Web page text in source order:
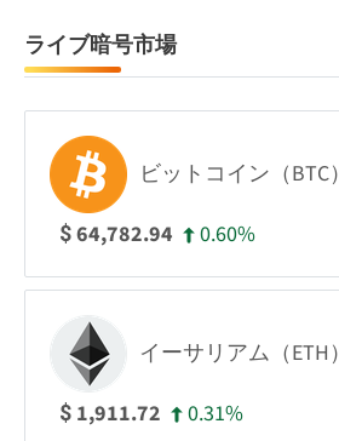
ライブ暗号市場
ビットコイン（BTC）
$64,782.94 0.60%
イーサリアム（ETH）
$ 1,911.72 0.31%